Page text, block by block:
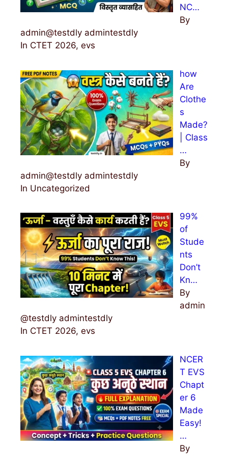
NC…
By
admin@testdly admintestdly
In CTET 2026, evs
how
Are
Clothe
s
Made?
| Class
…
By
admin@testdly admintestdly
In Uncategorized
99%
of
Stude
nts
Don’t
Kn…
By
admin
@testdly admintestdly
In CTET 2026, evs
NCER
T EVS
Chapt
er 6
Made
Easy!
…
By